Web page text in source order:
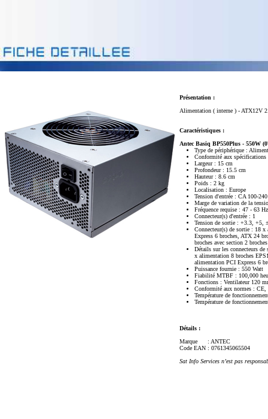
Présentation :
Alimentation ( interne ) - ATX12V
Caractéristiques :
Antec Basiq BP550Plus - 550W
Type de périphérique :
Conformité aux
Largeur : 15 cm
Profondeur : 15.5 cm
Hauteur : 8.6 cm
Poids : 2 kg
Localisation : Europe
Tension d'entrée : CA 100-
Marge de variation de la
Fréquence requise : 47 - 63 Hz
Connecteur(s) d'entrée : 1
Tension de sortie : +3.3, +5,
Connecteur(s) de sortie : 18
Express 6 broches, ATX 24
broches avec section 2
Détails sur les connecteurs
x alimentation 8 broches
alimentation PCI Express 6
Puissance fournie : 550 Watt
Fiabilité MTBF : 100,000
Fonctions : Ventilateur 120
Conformité aux normes :
Température de
Température de
Détails :
Marque
: ANTEC
Code EAN : 0761345065504
Sat Info Services n’est pas